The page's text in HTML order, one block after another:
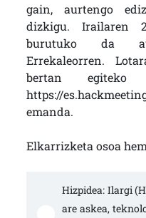
gain, aurtengo
dizkigu. Irailaren
burutuko da
Errekaleorren.
bertan
https://
emanda.
Elkarrizketa osoa
Hizpidea: Ilargi
are askea,